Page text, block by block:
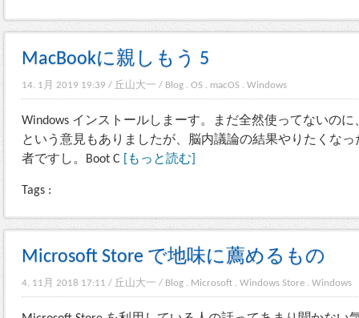
MacBookに親しもう 5
14. 1月 2019 19:39 / 丘山大一 / Blog . OS . macOS . Windows
Windows インストールしまーす。まだ全然使ってないの
という意見もありましたが、脳内議論の結果やりたくな
者ですし。Boot C
[もっと読む]
Tags :
Microsoft Store で地味に薦めるもの
4. 11月 2018 17:11 / 丘山大一 / Blog . Microsoft . Windows Store . Windows